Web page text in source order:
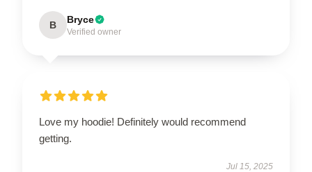
B Bryce
Verified owner
Love my hoodie! Definitely would recommend
getting.
Jul 15, 2025